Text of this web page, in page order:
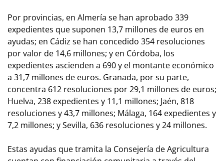
Por provincias, en Almería se han aprobado 339
expedientes que suponen 13,7 millones de euros en
ayudas; en Cádiz se han concedido 354 resoluciones
por valor de 14,6 millones; y en Córdoba, los
expedientes ascienden a 690 y el montante económico
a 31,7 millones de euros. Granada, por su parte,
concentra 612 resoluciones por 29,1 millones de euros;
Huelva, 238 expedientes y 11,1 millones; Jaén, 818
resoluciones y 43,7 millones; Málaga, 164 expedientes y
7,2 millones; y Sevilla, 636 resoluciones y 24 millones.
Estas ayudas que tramita la Consejería de Agricultura